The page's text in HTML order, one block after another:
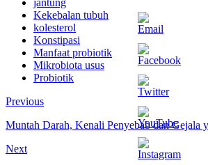
jantung
Kekebalan tubuh
kolesterol
Konstipasi
Manfaat probiotik
Mikrobiota usus
Probiotik
Previous
Muntah Darah, Kenali Penyebab dan Gejala
Next